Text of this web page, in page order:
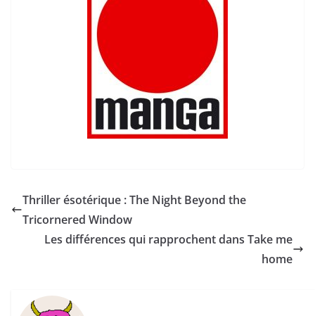
Thriller ésotérique : The Night Beyond the
Tricornered Window
Les différences qui rapprochent dans Take me
home